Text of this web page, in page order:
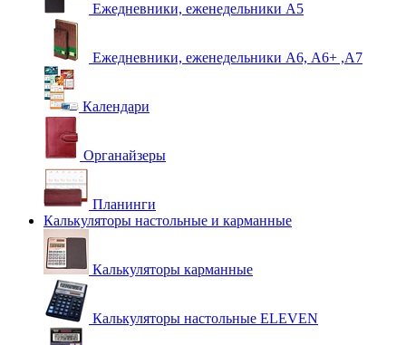
Ежедневники, еженедельники А5
Ежедневники, еженедельники А6, А6+ ,А7
Календари
Органайзеры
Планинги
Калькуляторы настольные и карманные
Калькуляторы карманные
Калькуляторы настольные ELEVEN